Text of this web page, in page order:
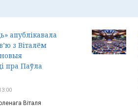
апублікавала
з Віталём
пра Паўла
Віталя